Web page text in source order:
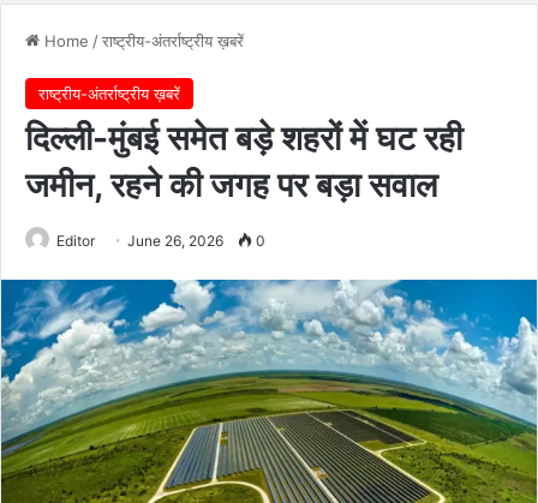
Home /राष्ट्रीय-अंतर्राष्ट्रीय ख़बरें
राष्ट्रीय-अंतर्राष्ट्रीय ख़बरें
दिल्ली-मुंबई समेत बड़े शहरों में घट रही
जमीन, रहने की जगह पर बड़ा सवाल
Editor June 26, 2026 0